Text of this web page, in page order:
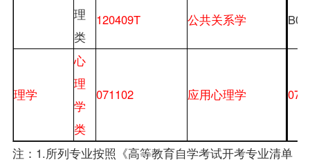
理
类
120409T 公共关系学
理学
心
理
学
类
071102 应用心理学
注：1.所列专业按照《高等教育自学考试开考专业清单